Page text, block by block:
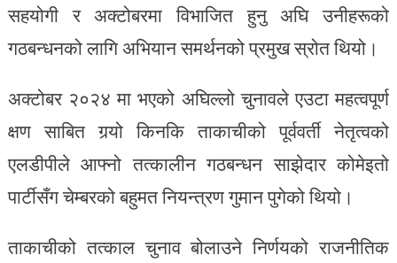
सहयोगी र अक्टोबरमा विभाजित हुनु अघि उनीहरूको
गठबन्धनको लागि अभियान समर्थनको प्रमुख स्रोत थियो।
अक्टोबर २०२४ मा भएको अघिल्लो चुनावले एउटा महत्वपूर्ण
क्षण साबित गर्‍यो किनकि ताकाचीको पूर्ववर्ती नेतृत्वको
एलडीपीले आफ्नो तत्कालीन गठबन्धन साझेदार कोमेइतो
पार्टीसँग चेम्बरको बहुमत नियन्त्रण गुमान पुगेको थियो।
ताकाचीको तत्काल चुनाव बोलाउने निर्णयको राजनीतिक